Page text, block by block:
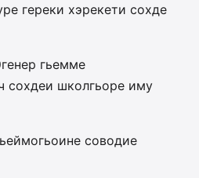
гереки хэрекети сохде
гьемме
сохдеи школгьоре иму
соводие